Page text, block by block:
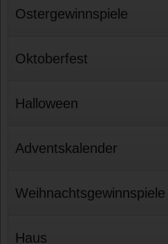
Ostergewinnspiele
Oktoberfest
Halloween
Adventskalender
Weihnachtsgewinnspiele
Haus